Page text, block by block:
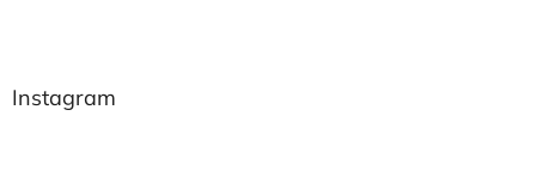
Instagram